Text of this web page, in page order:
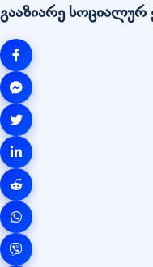
გააზიარე სოციალურ